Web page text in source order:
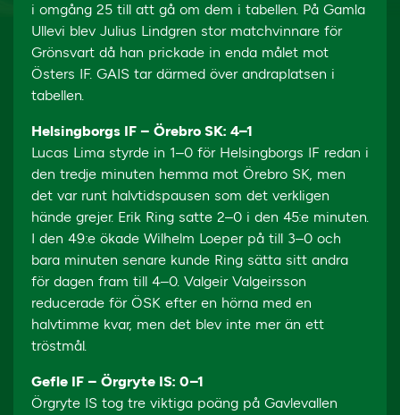
i omgång 25 till att gå om dem i tabellen. På Gamla
Ullevi blev Julius Lindgren stor matchvinnare för
Grönsvart då han prickade in enda målet mot
Östers IF. GAIS tar därmed över andraplatsen i
tabellen.
Helsingborgs IF – Örebro SK: 4–1
Lucas Lima styrde in 1–0 för Helsingborgs IF redan i
den tredje minuten hemma mot Örebro SK, men
det var runt halvtidspausen som det verkligen
hände grejer. Erik Ring satte 2–0 i den 45:e minuten.
I den 49:e ökade Wilhelm Loeper på till 3–0 och
bara minuten senare kunde Ring sätta sitt andra
för dagen fram till 4–0. Valgeir Valgeirsson
reducerade för ÖSK efter en hörna med en
halvtimme kvar, men det blev inte mer än ett
tröstmål.
Gefle IF – Örgryte IS: 0–1
Örgryte IS tog tre viktiga poäng på Gavlevallen